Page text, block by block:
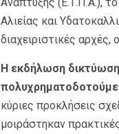
Αλιείας και
διαχειριστικές
Η εκδήλωση
κύριες προκλήσεις
μοιράστηκαν